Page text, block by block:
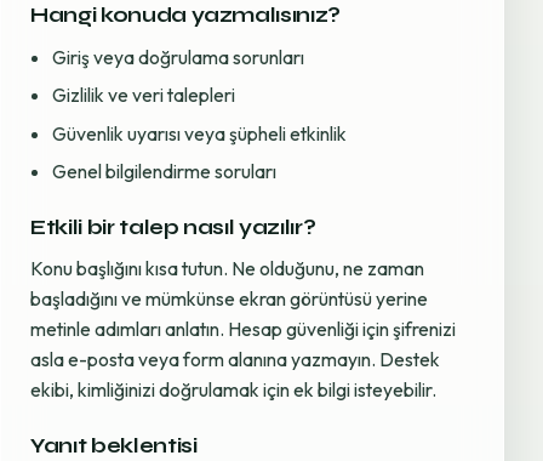
Hangi konuda yazmalısınız?
Giriş veya doğrulama sorunları
Gizlilik ve veri talepleri
Güvenlik uyarısı veya şüpheli etkinlik
Genel bilgilendirme soruları
Etkili bir talep nasıl yazılır?
Konu başlığını kısa tutun. Ne olduğunu, ne zaman
başladığını ve mümkünse ekran görüntüsü yerine
metinle adımları anlatın. Hesap güvenliği için şifrenizi
asla e-posta veya form alanına yazmayın. Destek
ekibi, kimliğinizi doğrulamak için ek bilgi isteyebilir.
Yanıt beklentisi